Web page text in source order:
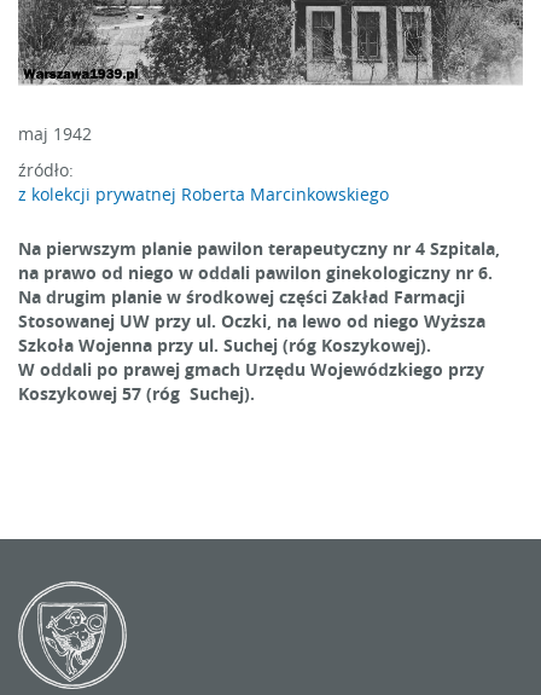
maj 1942
źródło:
z kolekcji prywatnej Roberta Marcinkowskiego
Na pierwszym planie pawilon terapeutyczny nr 4 Szpitala,
na prawo od niego w oddali pawilon ginekologiczny nr 6.
Na drugim planie w środkowej części Zakład Farmacji
Stosowanej UW przy ul. Oczki, na lewo od niego Wyższa
Szkoła Wojenna przy ul. Suchej (róg Koszykowej).
W oddali po prawej gmach Urzędu Wojewódzkiego przy
Koszykowej 57 (róg Suchej).